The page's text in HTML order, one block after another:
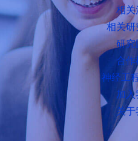
相关
相关研
研究
合作
神经工
加入
关于